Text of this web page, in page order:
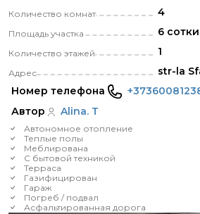
Количество комнат 4
Площадь участка 6 сотки
Количество этажей 1
Адрес
str-la
Номер телефона
Автор
Alina. T
Автономное отопление
Теплые полы
Меблирована
С бытовой техникой
Терраса
Газифицирован
Гараж
Погреб / подвал
Асфальтированная дорога